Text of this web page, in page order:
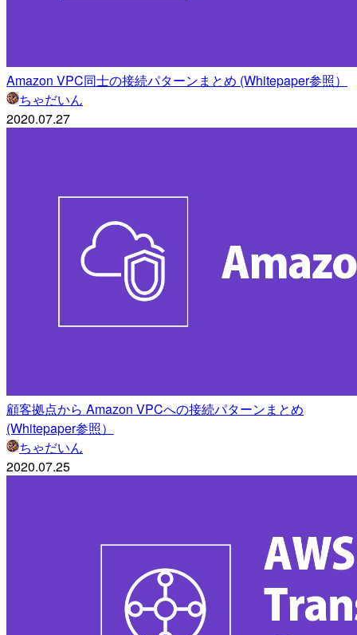
Amazon VPC同士の接続パターンまとめ (Whitepaper参照）
ちゃだいん
2020.07.27
顧客拠点から Amazon VPCへの接続パターンまとめ
(Whitepaper参照）
ちゃだいん
2020.07.25